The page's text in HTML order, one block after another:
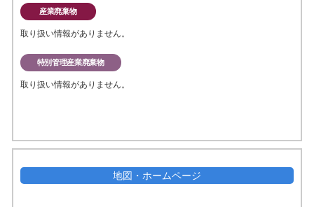
産業廃棄物
取り扱い情報がありません。
特別管理産業廃棄物
取り扱い情報がありません。
地図・ホームページ